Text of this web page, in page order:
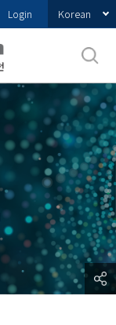
Login Korean